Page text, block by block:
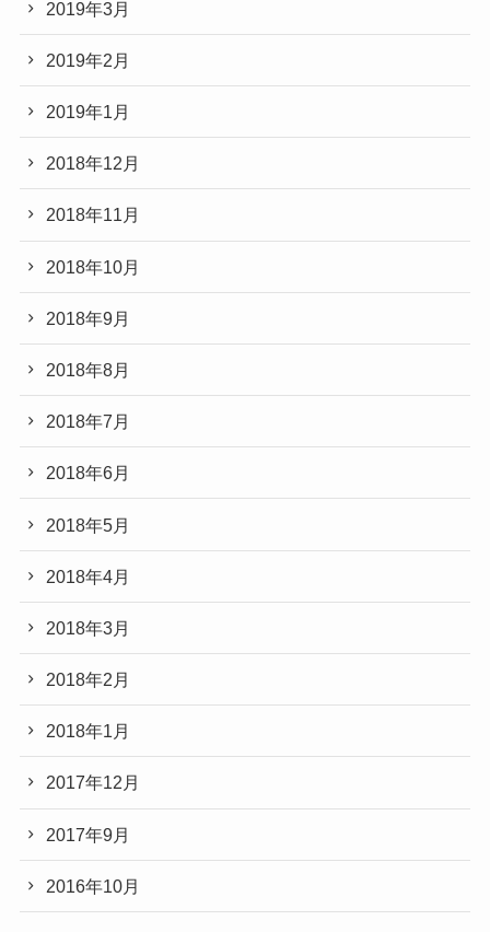
2019年3月
2019年2月
2019年1月
2018年12月
2018年11月
2018年10月
2018年9月
2018年8月
2018年7月
2018年6月
2018年5月
2018年4月
2018年3月
2018年2月
2018年1月
2017年12月
2017年9月
2016年10月